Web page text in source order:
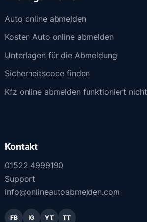
Auto online abmelden
Kosten Auto online abmelden
Unterlagen für die Abmeldung
Sicherheitscode finden
Kfz online abmelden funktioniert nicht
Kontakt
01522 4999190
Support
info@onlineautoabmelden.com
FB IG YT TT